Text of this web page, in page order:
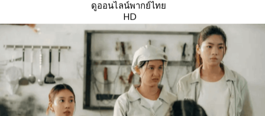
ดูออนไลน์พากย์ไทย
HD